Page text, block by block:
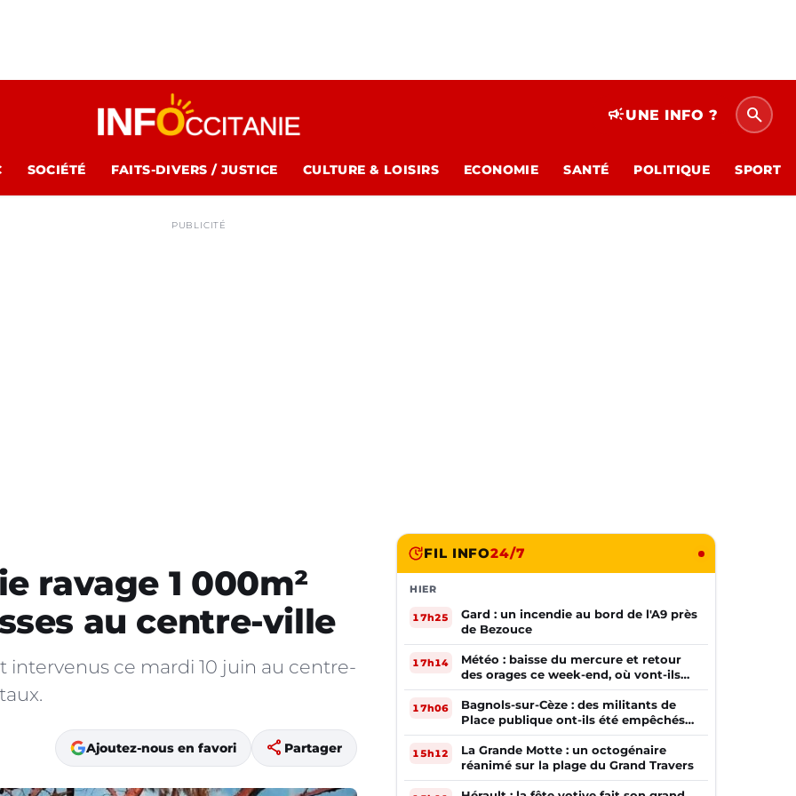
campaignUNE INFO ? search
SOCIÉTÉ FAITS-DIVERS / JUSTICE CULTURE & LOISIRS ECONOMIE SANTÉ POLITIQUE SPORT
PUBLICITÉ
ravage 1 000m²
au centre-ville
intervenus ce mardi 10 juin au centre-
Ajoutez-nous en favori share Partager
FIL INFO24/7
HIER
17h25
Gard : un incendie au bord de l'A9 près
de Bezouce
17h14
Météo : baisse du mercure et retour
des orages ce week-end, où vont-ils
frapper ?
17h06
Bagnols-sur-Cèze : des militants de
Place publique ont-ils été empêchés
de tracter par la mairie ?
15h12
La Grande Motte : un octogénaire
réanimé sur la plage du Grand Travers